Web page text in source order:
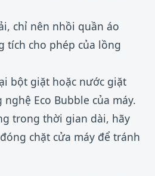
chỉ nên nhồi quần áo
tích cho phép của lồng
bột giặt hoặc nước giặt
Eco Bubble của máy.
trong thời gian dài, hãy
chặt cửa máy để tránh